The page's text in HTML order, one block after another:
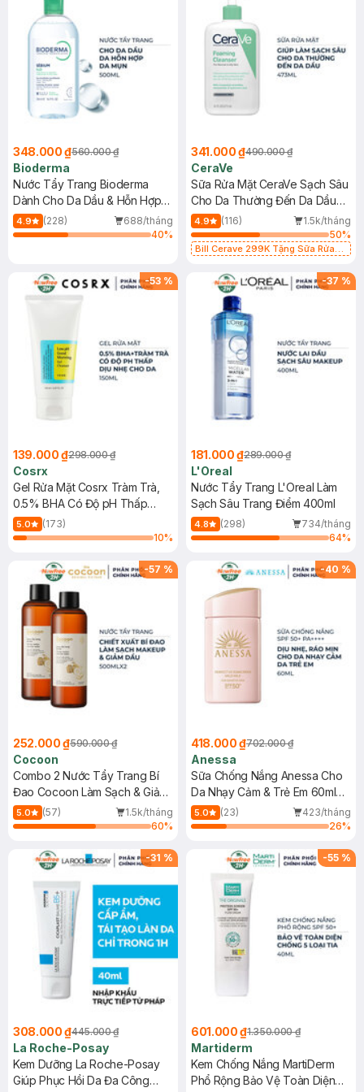
348.000 ₫560.000 ₫
Bioderma
Nước Tẩy Trang Bioderma
Dành Cho Da Dầu & Hỗn Hợp
500ml
4.9 (228)
688/tháng
40%
341.000 ₫490.000 ₫
CeraVe
Sữa Rửa Mặt CeraVe Sạch Sâu
Cho Da Thường Đến Da Dầu
473ml
4.9 (116)
1.5k/tháng
50%
Bill Cerave 299K Tặng Sữa Rửa
-53 %
139.000 ₫298.000 ₫
Cosrx
Gel Rửa Mặt Cosrx Tràm Trà,
0.5% BHA Có Độ pH Thấp
150ml
5.0
(173)
10%
-37 %
181.000 ₫289.000 ₫
L'Oreal
Nước Tẩy Trang L'Oreal Làm
Sạch Sâu Trang Điểm 400ml
4.8 (298)
734/tháng
64%
-57 %
252.000 ₫590.000 ₫
Cocoon
Combo 2 Nước Tẩy Trang Bí
Đao Cocoon Làm Sạch & Giảm
Dầu 500ml
5.0 (57)
1.5k/tháng
60%
-40 %
418.000 ₫702.000 ₫
Anessa
Sữa Chống Nắng Anessa Cho
Da Nhạy Cảm & Trẻ Em 60ml
(Mới)
5.0 (23)
423/tháng
26%
-31 %
308.000 ₫445.000 ₫
La Roche-Posay
Kem Dưỡng La Roche-Posay
Giúp Phục Hồi Da Đa Công
-55 %
601.000 ₫1.350.000 ₫
Martiderm
Kem Chống Nắng MartiDerm
Phổ Rộng Bảo Vệ Toàn Diện